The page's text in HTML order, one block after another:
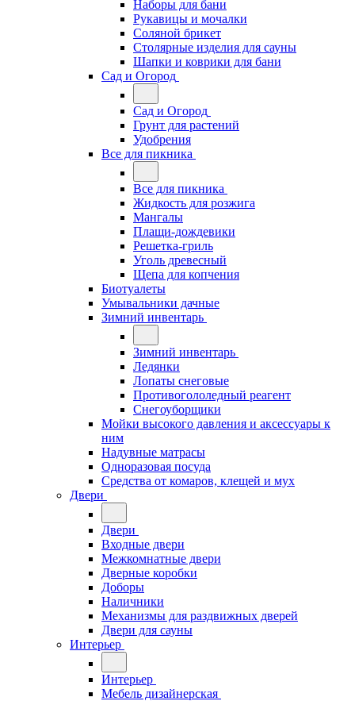
Наборы для бани
Рукавицы и мочалки
Соляной брикет
Столярные изделия для сауны
Шапки и коврики для бани
Сад и Огород
Сад и Огород
Грунт для растений
Удобрения
Все для пикника
Все для пикника
Жидкость для розжига
Мангалы
Плащи-дождевики
Решетка-гриль
Уголь древесный
Щепа для копчения
Биотуалеты
Умывальники дачные
Зимний инвентарь
Зимний инвентарь
Ледянки
Лопаты снеговые
Противогололедный реагент
Снегоуборщики
Мойки высокого давления и аксессуары к
ним
Надувные матрасы
Одноразовая посуда
Средства от комаров, клещей и мух
Двери
Двери
Входные двери
Межкомнатные двери
Дверные коробки
Доборы
Наличники
Механизмы для раздвижных дверей
Двери для сауны
Интерьер
Интерьер
Мебель дизайнерская